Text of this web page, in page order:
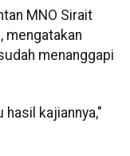
MNO Sirait
mengatakan
menanggapi
kajiannya,"